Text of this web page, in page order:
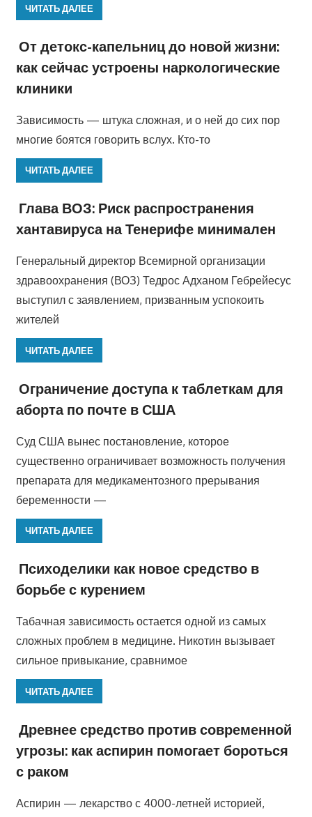
ЧИТАТЬ ДАЛЕЕ
От детокс-капельниц до новой жизни:
как сейчас устроены наркологические
клиники
Зависимость — штука сложная, и о ней до сих пор
многие боятся говорить вслух. Кто-то
ЧИТАТЬ ДАЛЕЕ
Глава ВОЗ: Риск распространения
хантавируса на Тенерифе минимален
Генеральный директор Всемирной организации
здравоохранения (ВОЗ) Тедрос Адханом Гебрейесус
выступил с заявлением, призванным успокоить
жителей
ЧИТАТЬ ДАЛЕЕ
Ограничение доступа к таблеткам для
аборта по почте в США
Суд США вынес постановление, которое
существенно ограничивает возможность получения
препарата для медикаментозного прерывания
беременности —
ЧИТАТЬ ДАЛЕЕ
Психоделики как новое средство в
борьбе с курением
Табачная зависимость остается одной из самых
сложных проблем в медицине. Никотин вызывает
сильное привыкание, сравнимое
ЧИТАТЬ ДАЛЕЕ
Древнее средство против современной
угрозы: как аспирин помогает бороться
с раком
Аспирин — лекарство с 4000-летней историей,